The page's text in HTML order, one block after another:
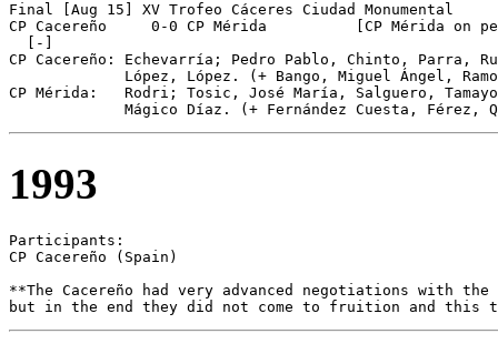
Final [Aug 15] XV Trofeo Cáceres Ciudad Monumental
CP Cacereño	0-0 CP Mérida          [CP Mérida on pen.]
  [-]
CP Cacereño: Echevarría; Pedro Pablo, Chinto,
López, López. (+ Bango, Miguel Ángel,
CP Mérida:   Rodri; Tosic, José María, Salguero,
Mágico Díaz. (+ Fernández Cuesta, Férez,
1993
Participants:
CP Cacereño (Spain)
**The Cacereño had very advanced negotiations with
but in the end they did not come to fruition and this